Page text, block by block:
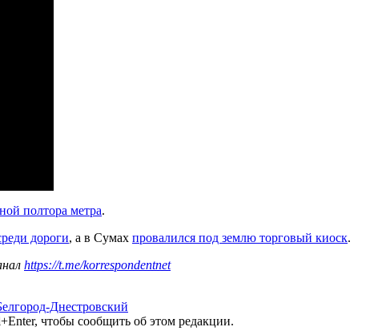
полтора метра.
дороги, а в Сумах провалился под землю торговый киоск.
https://t.me/korrespondentnet
Днестровский
чтобы сообщить об этом редакции.